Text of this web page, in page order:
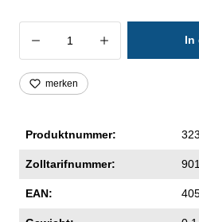
Produkt Anzahl: GibIn
merken
Produktnummer:
Zolltarifnummer:
EAN: